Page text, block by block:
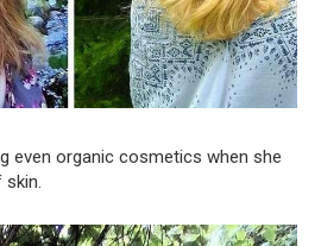
even organic cosmetics when she